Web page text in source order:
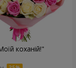
коханій!"